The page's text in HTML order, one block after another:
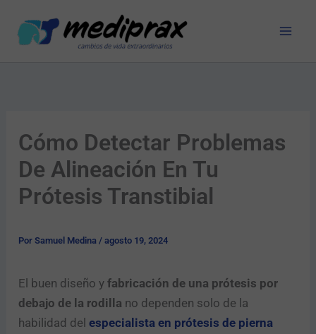
contenido
Cómo Detectar Problemas
De Alineación En Tu
Prótesis Transtibial
PorSamuel Medina /agosto 19, 2024
El buen diseño yfabricación de una prótesis por
debajo de la rodilla no dependen solo de la
habilidad delespecialista en prótesis de pierna